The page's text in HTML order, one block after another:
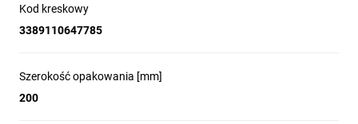
Kod kreskowy
3389110647785
Szerokość opakowania [mm]
200